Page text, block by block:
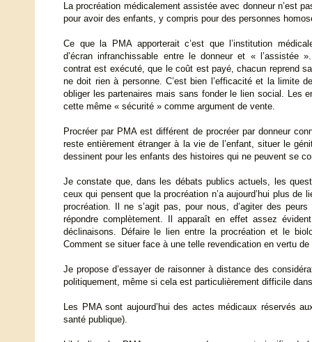
La procréation médicalement assistée avec donneur n’est
pour avoir des enfants, y compris pour des personnes
Ce que la PMA apporterait c’est que l’institution
d’écran infranchissable entre le donneur et « l’assistée
contrat est exécuté, que le coût est payé, chacun reprend
ne doit rien à personne. C’est bien l’efficacité et la limite
obliger les partenaires mais sans fonder le lien social. Les
cette même « sécurité » comme argument de vente.
Procréer par PMA est différent de procréer par donneur
reste entièrement étranger à la vie de l’enfant, situer le
dessinent pour les enfants des histoires qui ne peuvent se
Je constate que, dans les débats publics actuels, les
ceux qui pensent que la procréation n’a aujourd’hui plus
procréation. Il ne s’agit pas, pour nous, d’agiter des
répondre complètement. Il apparaît en effet assez
déclinaisons. Défaire le lien entre la procréation et le
Comment se situer face à une telle revendication en vertu
Je propose d’essayer de raisonner à distance des
politiquement, même si cela est particulièrement difficile
Les PMA sont aujourd’hui des actes médicaux réservés
santé publique).